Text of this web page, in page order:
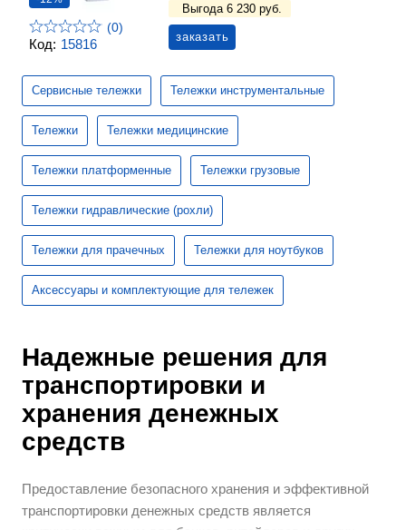
Код: 15816
(0)
Выгода 6 230 руб.
заказать
Сервисные тележки Тележки инструментальные
Тележки Тележки медицинские
Тележки платформенные Тележки грузовые
Тележки гидравлические (рохли)
Тележки для прачечных Тележки для ноутбуков
Аксессуары и комплектующие для тележек
Надежные решения для
транспортировки и
хранения денежных
средств
Предоставление безопасного хранения и эффективной
транспортировки денежных средств является